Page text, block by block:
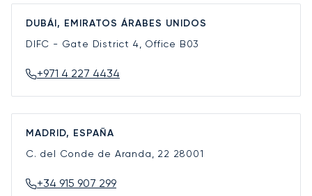
DUBÁI, EMIRATOS ÁRABES UNIDOS
DIFC - Gate District 4, Office B03
+971 4 227 4434
MADRID, ESPAÑA
C. del Conde de Aranda, 22 28001
+34 915 907 299